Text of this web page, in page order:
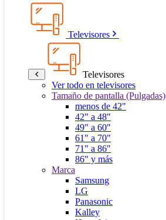
Televisores
Televisores
Ver todo en televisores
Tamaño de pantalla (Pulgadas)
menos de 42"
42" a 48"
49" a 60"
61" a 70"
71" a 86"
86" y más
Marca
Samsung
LG
Panasonic
Kalley